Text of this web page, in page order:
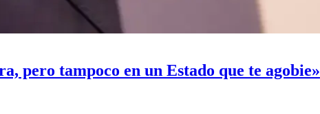
pero tampoco en un Estado que te agobie»